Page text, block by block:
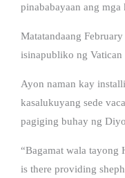
pinababayaan ang
Matatandaang
isinapubliko ng
Ayon naman kay
kasalukuyang sede
pagiging buhay ng
“Bagamat wala tayong
is there providing